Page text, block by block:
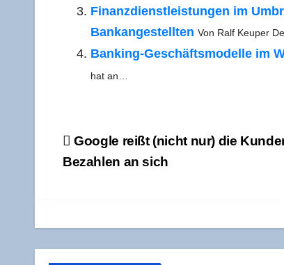
Finanz­dienst­leis­tun­gen im
Bank­an­ge­stell­ten Von Ralf Keu­per
Ban­king-Geschäfts­­­mo­­del­­le im
hat an…
Beitragsnavigation
Goog­le reißt (nicht nur) die
Bezah­len an sich